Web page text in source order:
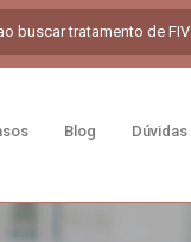
buscar tratamento de FIV
Blog Dúvidas